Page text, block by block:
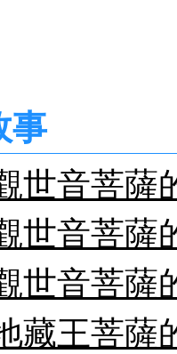
事
世音菩薩
世音菩薩
世音菩薩
藏王菩薩